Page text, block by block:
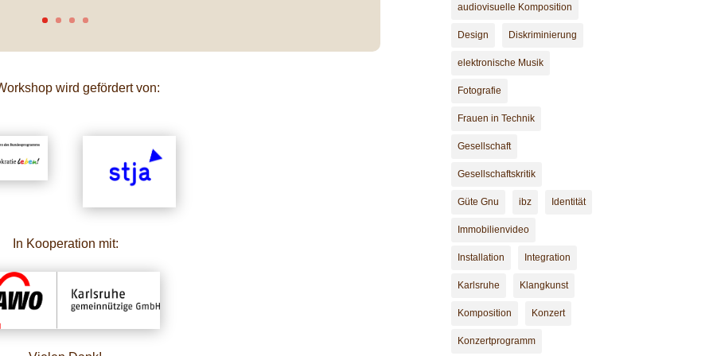
wird gefördert von:
In Kooperation mit:
audiovisuelle Komposition
Design Diskriminierung
elektronische Musik
Fotografie
Frauen in Technik
Gesellschaft
Gesellschaftskritik
Güte Gnu ibz Identität
Immobilienvideo
Installation Integration
Karlsruhe Klangkunst
Komposition Konzert
Konzertprogramm